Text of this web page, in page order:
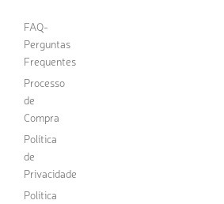
FAQ-
Perguntas
Frequentes
Processo
de
Compra
Política
de
Privacidade
Política